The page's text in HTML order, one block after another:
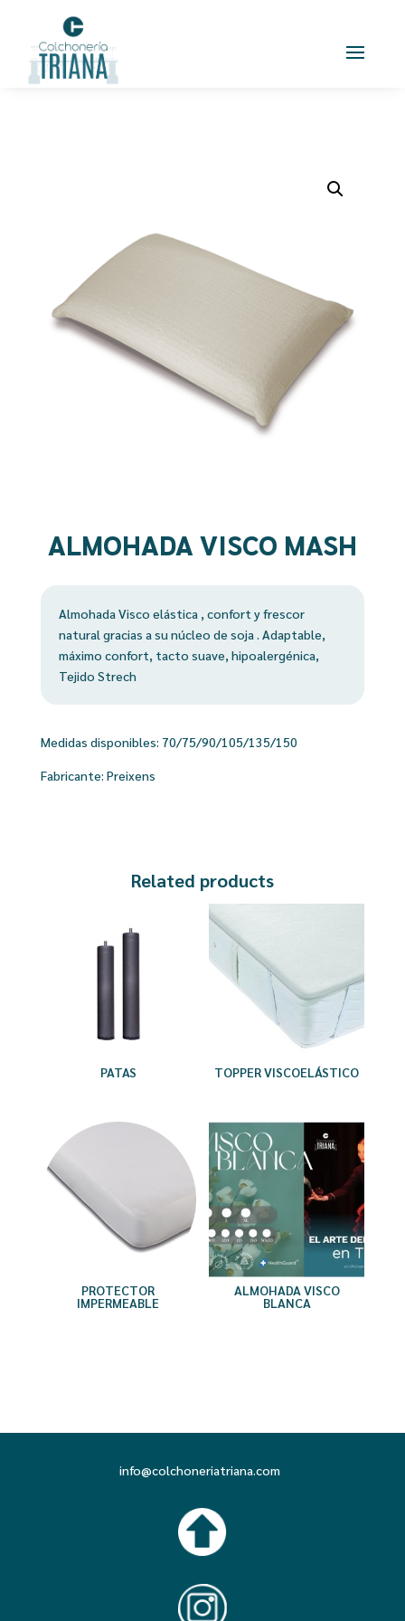
ALMOHADA VISCO MASH
Almohada Visco elástica , confort y frescor
natural gracias a su núcleo de soja . Adaptable,
máximo confort, tacto suave, hipoalergénica,
Tejido Strech
Medidas disponibles: 70/75/90/105/135/150
Fabricante: Preixens
Related products
PATAS TOPPER VISCOELÁSTICO
PROTECTOR
IMPERMEABLE
ALMOHADA VISCO
BLANCA
info@colchoneriatriana.com